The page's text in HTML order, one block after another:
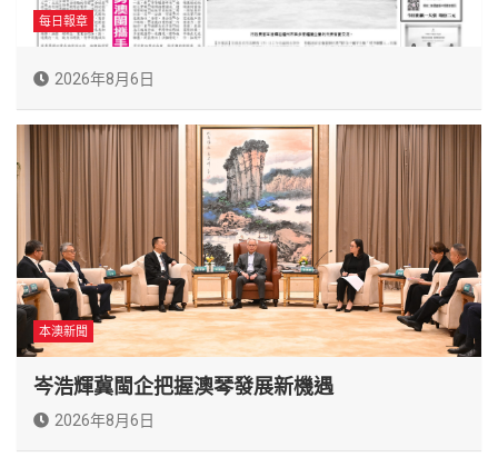
每日報章
2026年8月6日
本澳新聞
岑浩輝冀閩企把握澳琴發展新機遇
2026年8月6日